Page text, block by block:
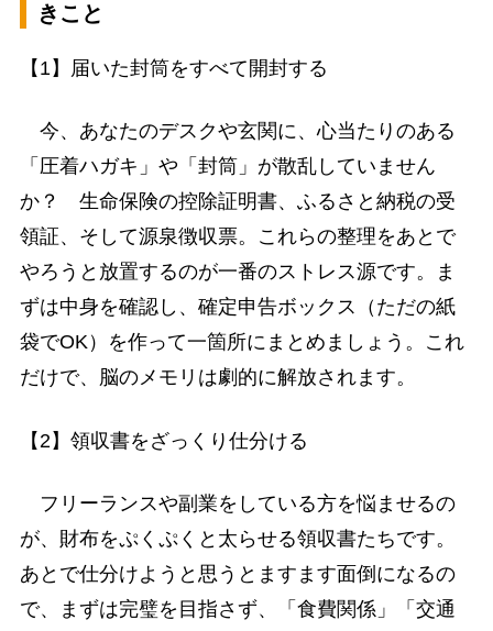
きこと
【1】届いた封筒をすべて開封する
今、あなたのデスクや玄関に、心当たりのある
「圧着ハガキ」や「封筒」が散乱していません
か？ 生命保険の控除証明書、ふるさと納税の受
領証、そして源泉徴収票。これらの整理をあとで
やろうと放置するのが一番のストレス源です。ま
ずは中身を確認し、確定申告ボックス（ただの紙
袋でOK）を作って一箇所にまとめましょう。これ
だけで、脳のメモリは劇的に解放されます。
【2】領収書をざっくり仕分ける
フリーランスや副業をしている方を悩ませるの
が、財布をぷくぷくと太らせる領収書たちです。
あとで仕分けようと思うとますます面倒になるの
で、まずは完璧を目指さず、「食費関係」「交通